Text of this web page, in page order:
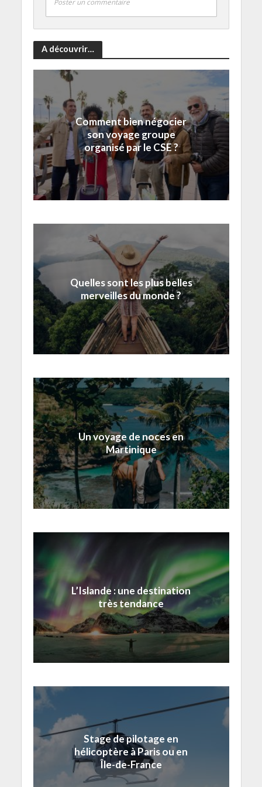
Poster un commentaire
A découvrir…
Comment bien négocier
son voyage groupe
organisé par le CSE ?
Quelles sont les plus belles
merveilles du monde ?
Un voyage de noces en
Martinique
L’Islande : une destination
très tendance
Stage de pilotage en
hélicoptère à Paris ou en
Île-de-France